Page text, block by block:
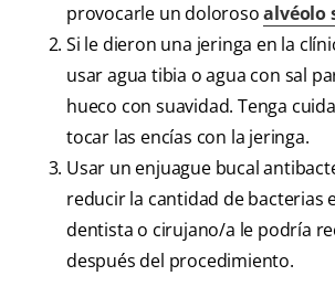
provocarle un dolorosoalvéolo
Si le dieron una jeringa en la
usar agua tibia o agua con sal
hueco con suavidad. Tenga
tocar las encías con la jeringa.
Usar un enjuague bucal
reducir la cantidad de bacterias
dentista o cirujano/a le podría
después del procedimiento.